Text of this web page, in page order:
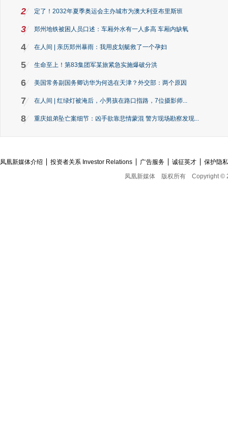
2 定了！2032年夏季奥运会主办城市为澳大利亚布里斯班
3 郑州地铁被困人员口述：车厢外水有一人多高 车厢内缺氧
4 在人间 | 亲历郑州暴雨：我用皮划艇救了一个孕妇
5 生命至上！第83集团军某旅紧急实施爆破分洪
6 美国常务副国务卿访华为何选在天津？外交部：两个原因
7 在人间 | 红绿灯被淹后，小男孩在路口指路，7位摄影师...
8 重庆姐弟坠亡案细节：凶手欲靠悲情蒙混 警方现场勘察发现...
凤凰新媒体介绍 投资者关系 Investor Relations 广告服务 诚征英才
保护隐
凤凰新媒体
版权所有 Copyright ©